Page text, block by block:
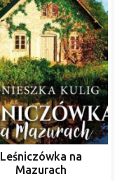
Leśniczówka na
Mazurach